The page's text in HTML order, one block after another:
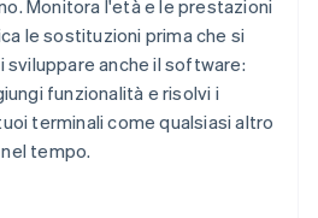
Monitora l'età e le prestazioni
le sostituzioni prima che si
sviluppare anche il software:
funzionalità e risolvi i
terminali come qualsiasi altro
tempo.